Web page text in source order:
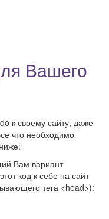
Вашего
к своему сайту, даже
что необходимо
Вам вариант
код к себе на сайт
тега <head>):